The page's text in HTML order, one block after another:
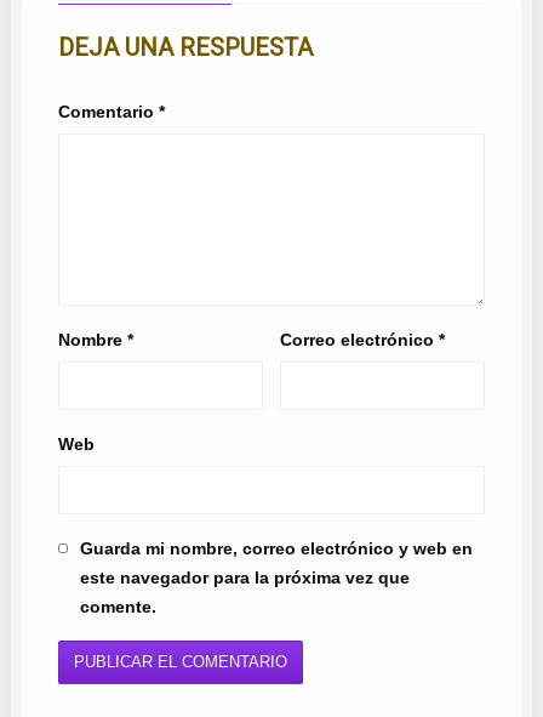
DEJA UNA RESPUESTA
Comentario *
Nombre * Correo electrónico*
Web
Guarda mi nombre, correo electrónico y web en
este navegador para la próxima vez que
comente.